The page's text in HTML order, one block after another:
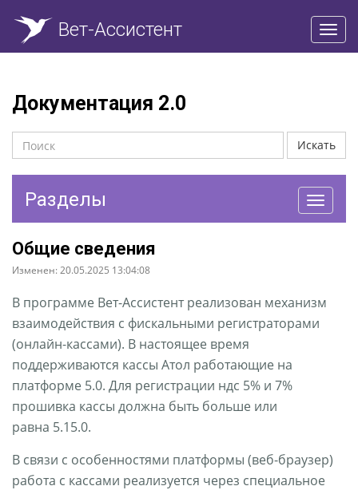
Вет-Ассистент
Документация 2.0
Искать
Разделы
Общие сведения
Изменен: 20.05.2025 13:04:08
В программе Вет-Ассистент реализован механизм
взаимодействия с фискальными регистраторами
(онлайн-кассами). В настоящее время
поддерживаются кассы Атол работающие на
платформе 5.0. Для регистрации ндс 5% и 7%
прошивка кассы должна быть больше или
равна 5.15.0.
В связи с особенностями платформы (веб-браузер)
работа с кассами реализуется через специальное